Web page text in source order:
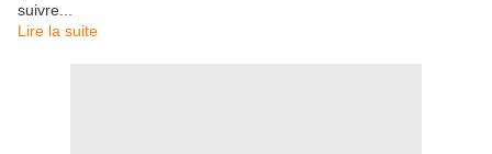
suivre...
Lire la suite